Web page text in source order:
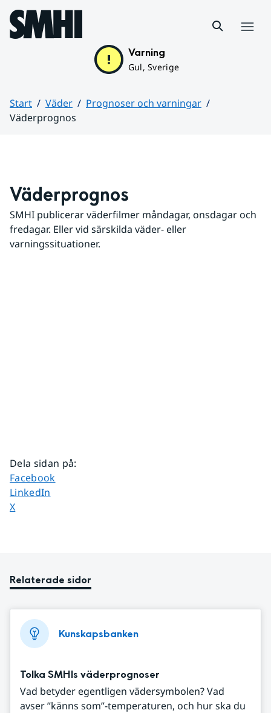
Hoppa till sidans innehåll
Varning
Gul, Sverige
Start Väder
Prognoser och varningar
Väderprognos
Väderprognos
SMHI publicerar väderfilmer måndagar, onsdagar och
fredagar. Eller vid särskilda väder- eller
varningssituationer.
Dela sidan på:
Dela sidan på
Facebook
Dela sidan på
LinkedIn
Dela sidan på
X
Relaterade sidor
Kunskapsbanken
Tolka SMHIs väderprognoser
Vad betyder egentligen vädersymbolen? Vad
avser ”känns som”-temperaturen, och hur ska du